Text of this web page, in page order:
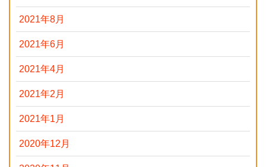
2021年8月
2021年6月
2021年4月
2021年2月
2021年1月
2020年12月